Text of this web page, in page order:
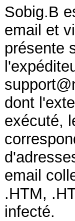
Sobig.B
email et
présente
dont
exécuté,
email
.HTM,
infecté.